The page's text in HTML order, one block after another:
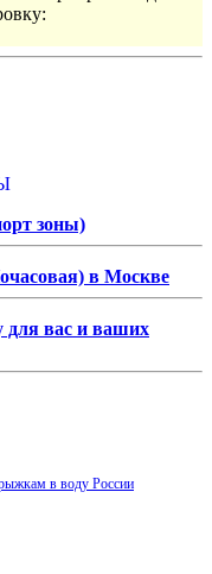
зоны)
в Москве
для вас и ваших
в воду России